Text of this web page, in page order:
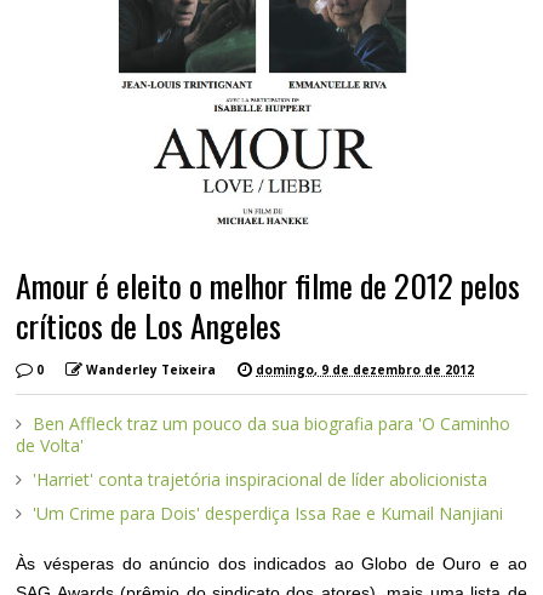
Amour é eleito o melhor filme de 2012 pelos
críticos de Los Angeles
0 Wanderley Teixeira domingo, 9 de dezembro de 2012
Ben Affleck traz um pouco da sua biografia para 'O Caminho
de Volta'
'Harriet' conta trajetória inspiracional de líder abolicionista
'Um Crime para Dois' desperdiça Issa Rae e Kumail Nanjiani
Às vésperas do anúncio dos indicados ao Globo de Ouro e ao